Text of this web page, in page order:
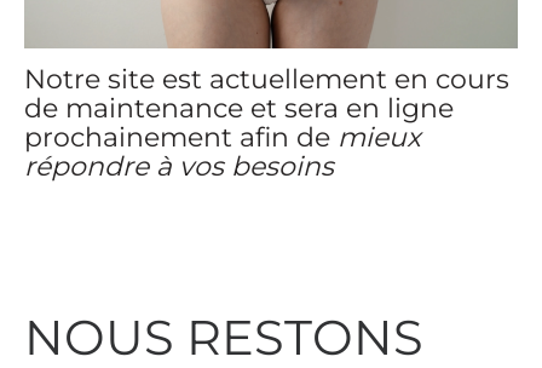
Notre site est actuellement en cours
de maintenance et sera en ligne
prochainement afin de mieux
répondre à vos besoins
NOUS RESTONS